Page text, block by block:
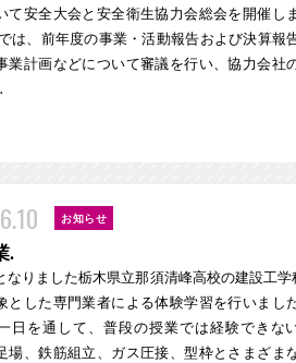
て安全大会と安全衛生協力会総会を開催し
は、前年度の事業・活動報告および決算報告
業計画などについて審議を行い、協力会社
お知らせ
.
なりました栃木県立那須清峰高校の建設工学
とした専門業者による体験学習を行いました
日を通して、普段の授業では経験できな
場、鉄筋組立、ガス圧接、型枠とさまざま